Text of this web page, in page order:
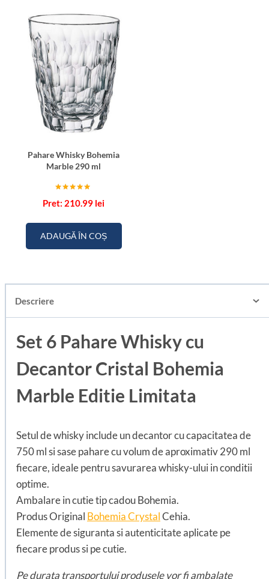
Pahare Whisky Bohemia
Marble 290 ml
5.00
210.99 lei
ADAUGĂ ÎN COȘ
Descriere
Set 6 Pahare Whisky cu
Decantor Cristal Bohemia
Marble Editie Limitata
Setul de whisky include un decantor cu capacitatea de
750 ml si sase pahare cu volum de aproximativ 290 ml
fiecare, ideale pentru savurarea whisky-ului in conditii
optime.
Ambalare in cutie tip cadou Bohemia.
Produs Original Bohemia CrystalCehia.
Elemente de siguranta si autenticitate aplicate pe
fiecare produs si pe cutie.
Pe durata transportului produsele vor fi ambalate